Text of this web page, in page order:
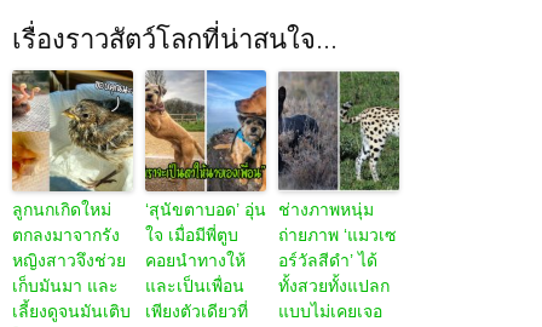
เรื่องราวสัตว์โลกที่น่าสนใจ...
ลูกนกเกิดใหม่
ตกลงมาจากรัง
หญิงสาวจึงช่วย
เก็บมันมา และ
เลี้ยงดูจนมันเติบ
‘สุนัขตาบอด’ อุ่น
ใจ เมื่อมีพี่ตูบ
คอยนำทางให้
และเป็นเพื่อน
เพียงตัวเดียวที่
ช่างภาพหนุ่ม
ถ่ายภาพ ‘แมวเซ
อร์วัลสีดำ’ ได้
ทั้งสวยทั้งแปลก
แบบไม่เคยเจอ